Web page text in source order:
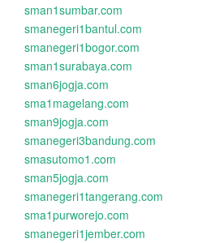
sman1sumbar.com
smanegeri1bantul.com
smanegeri1bogor.com
sman1surabaya.com
sman6jogja.com
sma1magelang.com
sman9jogja.com
smanegeri3bandung.com
smasutomo1.com
sman5jogja.com
smanegeri1tangerang.com
sma1purworejo.com
smanegeri1jember.com